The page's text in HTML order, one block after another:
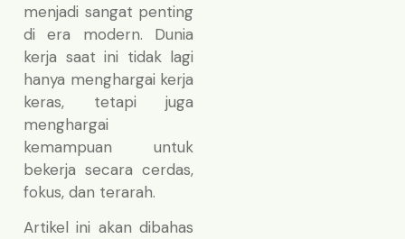
menjadi sangat penting
di era modern. Dunia
kerja saat ini tidak lagi
hanya menghargai kerja
keras, tetapi juga
menghargai
kemampuan untuk
bekerja secara cerdas,
fokus, dan terarah.
Artikel ini akan dibahas